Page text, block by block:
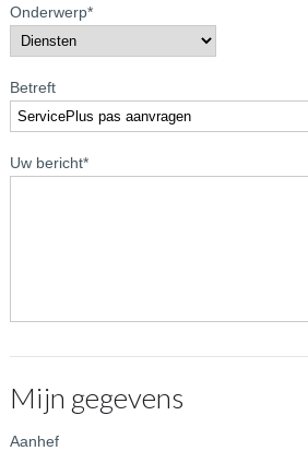
Onderwerp*
Betreft
Uw bericht*
Mijn gegevens
Aanhef